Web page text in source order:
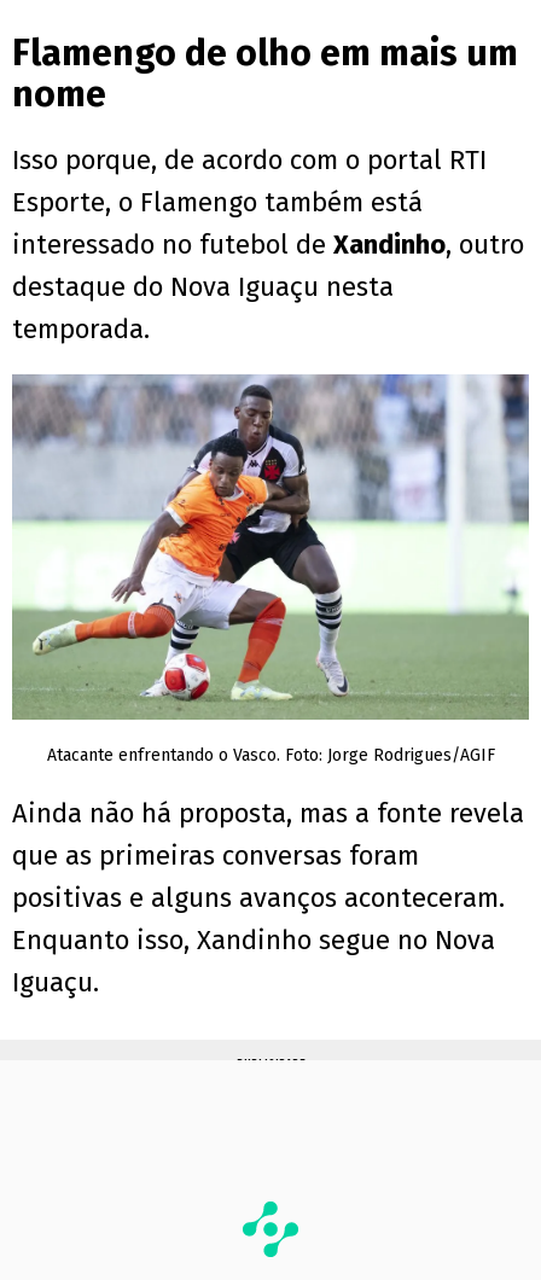
Flamengo de olho em mais um
nome
Isso porque, de acordo com o portal RTI
Esporte, o Flamengo também está
interessado no futebol de Xandinho, outro
destaque do Nova Iguaçu nesta
temporada.
Atacante enfrentando o Vasco. Foto: Jorge Rodrigues/AGIF
Ainda não há proposta, mas a fonte revela
que as primeiras conversas foram
positivas e alguns avanços aconteceram.
Enquanto isso, Xandinho segue no Nova
Iguaçu.
PUBLICIDADE